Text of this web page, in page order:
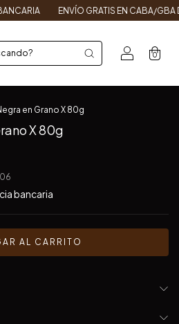
GRATIS EN CABA/GBA DESDE $150.000
0
en Grano X 80g
X 80g
bancaria